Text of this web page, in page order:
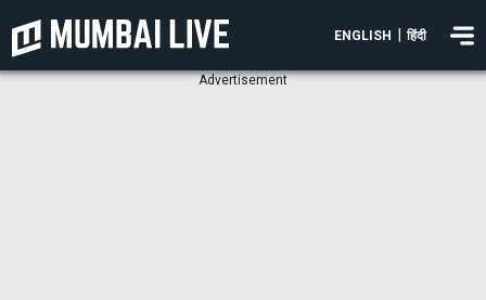
ENGLISH हिंदी
Advertisement